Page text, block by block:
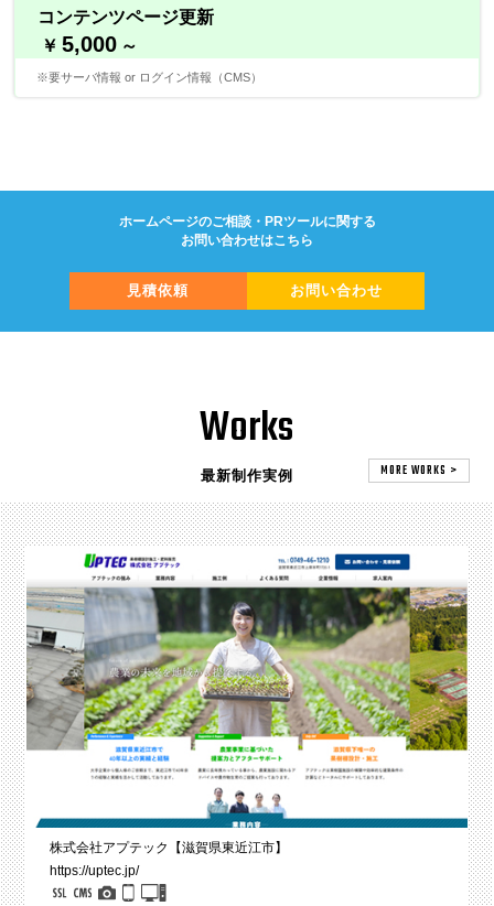
コンテンツページ更新
￥ 5,000 ～
※要サーバ情報 or ログイン情報（CMS）
ホームページのご相談・PRツールに関する
お問い合わせはこちら
見積依頼 お問い合わせ
Works
最新制作実例 MORE WORKS >
株式会社アプテック【滋賀県東近江市】
https://uptec.jp/